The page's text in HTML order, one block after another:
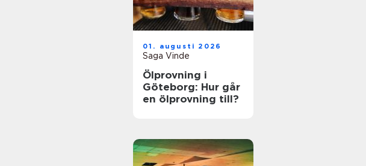
01. augusti 2026
Saga Vinde
Ölprovning i
Göteborg: Hur går
en ölprovning till?